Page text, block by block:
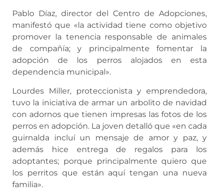
Pablo Díaz, director del Centro de Adopciones,
manifestó que «la actividad tiene como objetivo
promover la tenencia responsable de animales
de compañía; y principalmente fomentar la
adopción de los perros alojados en esta
dependencia municipal».
Lourdes Miller, proteccionista y emprendedora,
tuvo la iniciativa de armar un arbolito de navidad
con adornos que tienen impresas las fotos de los
perros en adopción. La joven detalló que «en cada
guirnalda incluí un mensaje de amor y paz, y
además hice entrega de regalos para los
adoptantes; porque principalmente quiero que
los perritos que están aquí tengan una nueva
familia».